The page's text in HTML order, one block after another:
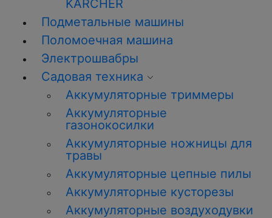
KARCHER
Подметальные машины
Поломоечная машина
Электрошвабры
Садовая техника
Аккумуляторные триммеры
Аккумуляторные
газонокосилки
Аккумуляторные ножницы для
травы
Аккумуляторные цепные пилы
Аккумуляторные кусторезы
Аккумуляторные воздуходувки